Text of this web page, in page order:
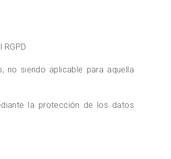
no siendo aplicable para aquella
la protección de los datos